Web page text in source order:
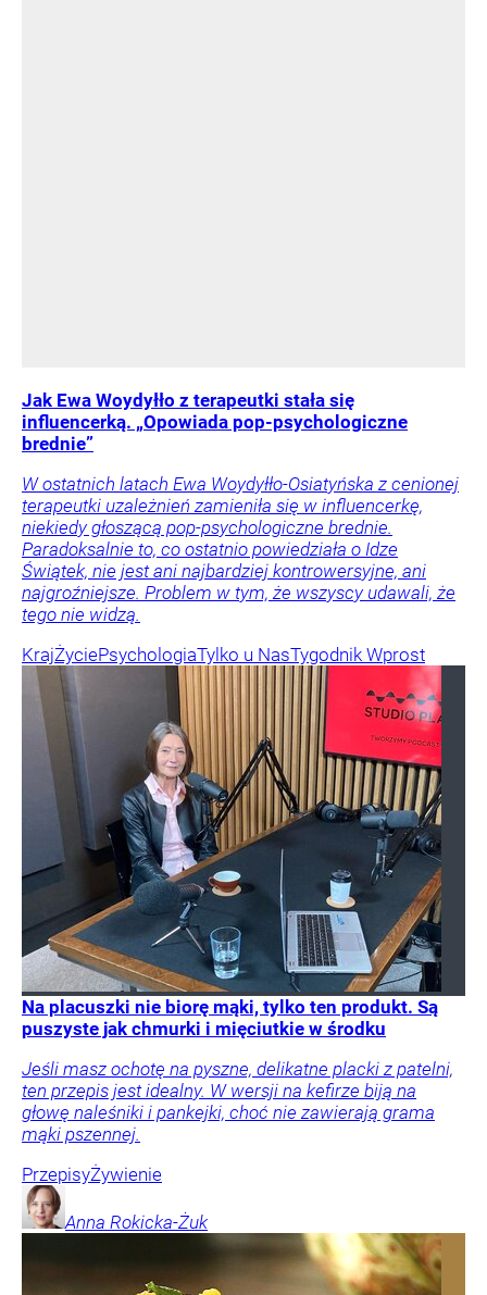
Jak Ewa Woydyłło z terapeutki stała się
influencerką. „Opowiada pop-psychologiczne
brednie”
W ostatnich latach Ewa Woydyłło-Osiatyńska z cenionej
terapeutki uzależnień zamieniła się w influencerkę,
niekiedy głoszącą pop-psychologiczne brednie.
Paradoksalnie to, co ostatnio powiedziała o Idze
Świątek, nie jest ani najbardziej kontrowersyjne, ani
najgroźniejsze. Problem w tym, że wszyscy udawali, że
tego nie widzą.
KrajŻyciePsychologiaTylko u NasTygodnik Wprost
Na placuszki nie biorę mąki, tylko ten produkt. Są
puszyste jak chmurki i mięciutkie w środku
Jeśli masz ochotę na pyszne, delikatne placki z patelni,
ten przepis jest idealny. W wersji na kefirze biją na
głowę naleśniki i pankejki, choć nie zawierają grama
mąki pszennej.
PrzepisyŻywienie
Anna Rokicka-Żuk